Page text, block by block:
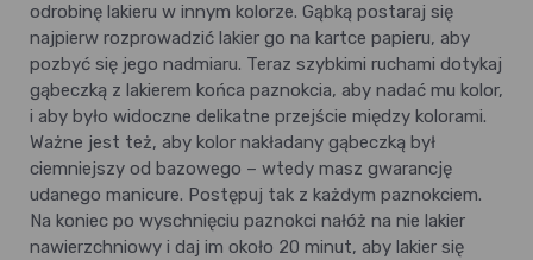
odrobinę lakieru w innym kolorze. Gąbką postaraj się
najpierw rozprowadzić lakier go na kartce papieru, aby
pozbyć się jego nadmiaru. Teraz szybkimi ruchami dotykaj
gąbeczką z lakierem końca paznokcia, aby nadać mu kolor,
i aby było widoczne delikatne przejście między kolorami.
Ważne jest też, aby kolor nakładany gąbeczką był
ciemniejszy od bazowego – wtedy masz gwarancję
udanego manicure. Postępuj tak z każdym paznokciem.
Na koniec po wyschnięciu paznokci nałóż na nie lakier
nawierzchniowy i daj im około 20 minut, aby lakier się